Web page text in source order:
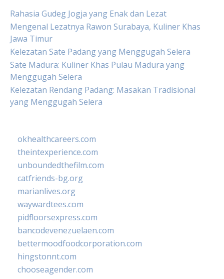
Rahasia Gudeg Jogja yang Enak dan Lezat
Mengenal Lezatnya Rawon Surabaya, Kuliner Khas
Jawa Timur
Kelezatan Sate Padang yang Menggugah Selera
Sate Madura: Kuliner Khas Pulau Madura yang
Menggugah Selera
Kelezatan Rendang Padang: Masakan Tradisional
yang Menggugah Selera
okhealthcareers.com
theintexperience.com
unboundedthefilm.com
catfriends-bg.org
marianlives.org
waywardtees.com
pidfloorsexpress.com
bancodevenezuelaen.com
bettermoodfoodcorporation.com
hingstonnt.com
chooseagender.com